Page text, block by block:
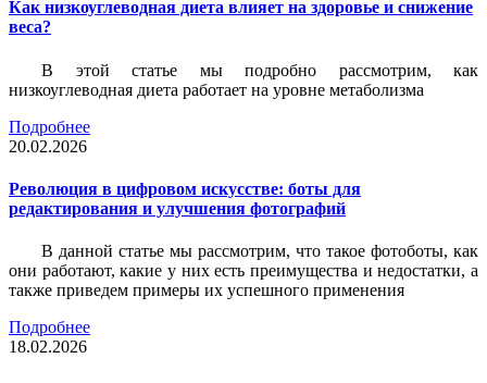
Как низкоуглеводная диета влияет на здоровье и снижение
веса?
В этой статье мы подробно рассмотрим, как
низкоуглеводная диета работает на уровне метаболизма
Подробнее
20.02.2026
Революция в цифровом искусстве: боты для
редактирования и улучшения фотографий
В данной статье мы рассмотрим, что такое фотоботы, как
они работают, какие у них есть преимущества и недостатки, а
также приведем примеры их успешного применения
Подробнее
18.02.2026